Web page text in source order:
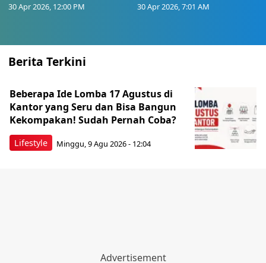
30 Apr 2026, 12:00 PM 30 Apr 2026, 7:01 AM
Berita Terkini
Lifestyle
Beberapa Ide Lomba 17 Agustus di
Kantor yang Seru dan Bisa Bangun
Kekompakan! Sudah Pernah Coba?
Minggu, 9 Agu 2026 - 12:04